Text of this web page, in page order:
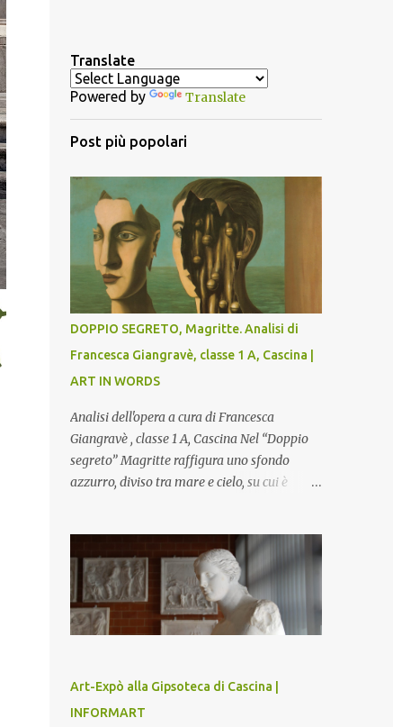
Translate
Powered by Translate
Post più popolari
DOPPIO SEGRETO, Magritte. Analisi di
Francesca Giangravè, classe 1 A, Cascina |
ART IN WORDS
Analisi dell'opera a cura di Francesca
Giangravè , classe 1 A, Cascina Nel “Doppio
segreto” Magritte raffigura uno sfondo
azzurro, diviso tra mare e cielo, su cui è
testa è quasi uno strappo o un taglio, scopre
sulla destra l’interno del corpo: non organi
umani, ma una materia metallica, fatta di
cilindri e sfere, un motivo che Magritte
propone frequentemente nelle sue opere,
minaccioso, come se si trattasse di un
qualcosa di malinconico, sia per il colore che
per la consistenza del materiale. L’enigma
Art-Expò alla Gipsoteca di Cascina |
INFORMART